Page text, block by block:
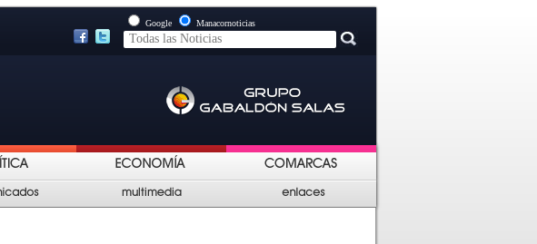
Google Manacornoticias